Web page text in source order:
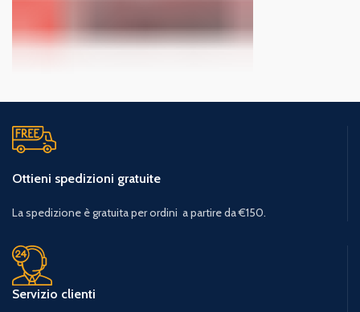
Ottieni spedizioni gratuite
La spedizione è gratuita per ordini a partire da €150.
Servizio clienti